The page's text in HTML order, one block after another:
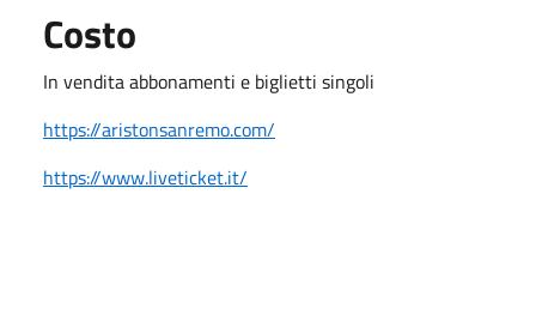
Costo
In vendita abbonamenti e biglietti singoli
https://aristonsanremo.com/
https://www.liveticket.it/